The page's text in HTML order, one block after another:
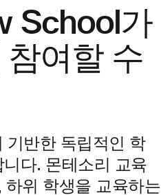
School가
여할 수
기반한 독립적인 학
다. 몬테소리 교육
위 학생을 교육하는